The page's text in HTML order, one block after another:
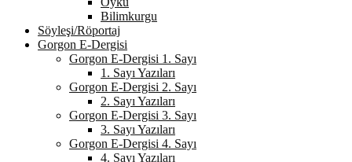
Bilimkurgu
Söyleşi/Röportaj
Gorgon E-Dergisi
Gorgon E-Dergisi 1. Sayı
1. Sayı Yazıları
Gorgon E-Dergisi 2. Sayı
2. Sayı Yazıları
Gorgon E-Dergisi 3. Sayı
3. Sayı Yazıları
Gorgon E-Dergisi 4. Sayı
4. Sayı Yazıları